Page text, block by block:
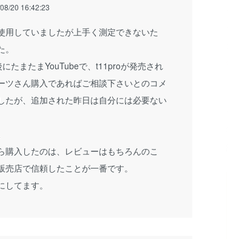
20 16:42:23
していましたが上手く測定できないた
たまたまYouTubeで、t11proが発売され
ツさん購入であればご相談下さいとのコメ
たが、追加された昨日は自分には必要ない
入したのは、レビューはもちろんのこ
店で信頼したことが一番です。
てます。